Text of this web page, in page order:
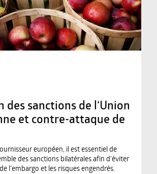
des sanctions de l‘Union
et contre-attaque de
européen, il est essentiel de
des sanctions bilatérales afin d’éviter
l’embargo et les risques engendrés.